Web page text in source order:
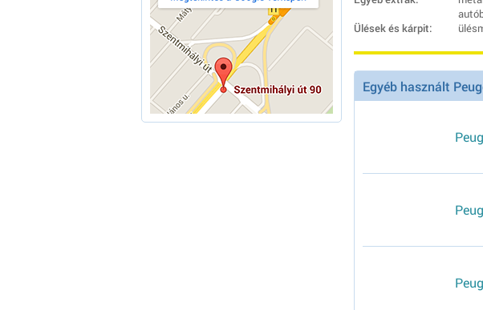
Ülések és kárpit:
Egyéb használt